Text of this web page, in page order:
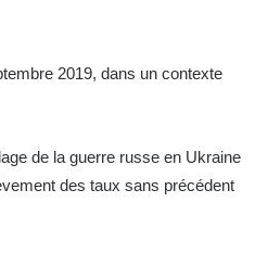
2019, dans un contexte
de la guerre russe en Ukraine
des taux sans précédent